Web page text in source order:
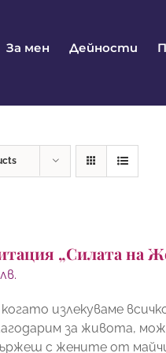
За мен Дейности
„Силата на
лв.
излекуваме
за живота,
с жените от